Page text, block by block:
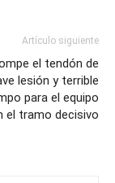
Artículo siguiente
el tendón de
lesión y terrible
para el equipo
el tramo decisivo